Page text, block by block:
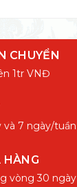
CHUYỂN
1tr VNĐ
và 7 ngày/tuần
HÀNG
vòng 30 ngày